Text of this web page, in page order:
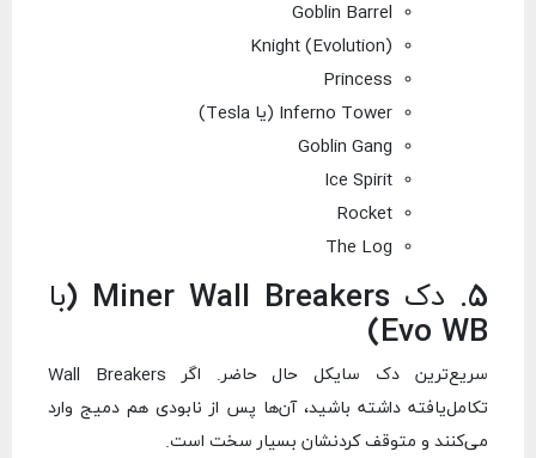
Goblin Barrel
Knight (Evolution)
Princess
Inferno Tower (یا Tesla)
Goblin Gang
Ice Spirit
Rocket
The Log
5. دک Miner Wall Breakers (با
Evo WB)
سریع‌ترین دک سایکل حال حاضر. اگر Wall Breakers
تکامل‌یافته داشته باشید، آن‌ها پس از نابودی هم دمیج وارد
می‌کنند و متوقف کردنشان بسیار سخت است.